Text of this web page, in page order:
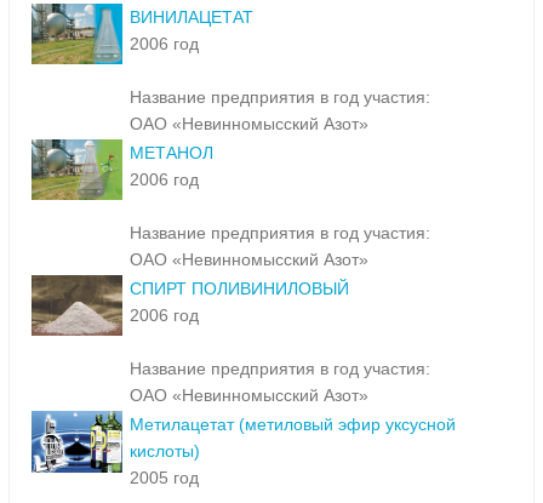
ВИНИЛАЦЕТАТ
2006 год
Название предприятия в год участия:
ОАО «Невинномысский Азот»
МЕТАНОЛ
2006 год
Название предприятия в год участия:
ОАО «Невинномысский Азот»
СПИРТ ПОЛИВИНИЛОВЫЙ
2006 год
Название предприятия в год участия:
ОАО «Невинномысский Азот»
Метилацетат (метиловый эфир уксусной
кислоты)
2005 год